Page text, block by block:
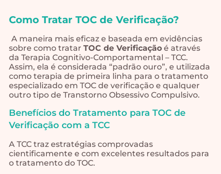
Como Tratar TOC de Verificação?
A maneira mais eficaz e baseada em evidências
sobre como tratar TOC de Verificaçãoé através
da Terapia Cognitivo-Comportamental – TCC.
Assim, ela é considerada “padrão ouro”, e utilizada
como terapia de primeira linha para o tratamento
especializado em TOC de verificação e qualquer
outro tipo de Transtorno Obsessivo Compulsivo.
Benefícios do Tratamento para TOC de
Verificação com a TCC
A TCC traz estratégias comprovadas
cientificamente e com excelentes resultados para
o tratamento do TOC.